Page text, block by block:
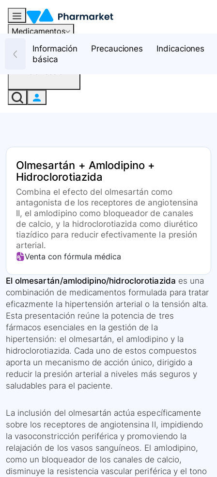
Medicamentos
RecursosInformación
básica
Precauciones Indicaciones
Olmesartán + Amlodipino +
Hidroclorotiazida
Combina el efecto del olmesartán como
antagonista de los receptores de angiotensina
II, el amlodipino como bloqueador de canales
de calcio, y la hidroclorotiazida como diurético
tiazídico para reducir efectivamente la presión
arterial.
Venta con fórmula médica
El olmesartán/amlodipino/hidroclorotiazida es una
combinación de medicamentos formulada para tratar
eficazmente la hipertensión arterial o la tensión alta.
Esta presentación reúne la potencia de tres
fármacos esenciales en la gestión de la
hipertensión: el olmesartán, el amlodipino y la
hidroclorotiazida. Cada uno de estos compuestos
aporta un mecanismo de acción único, dirigido a
reducir la presión arterial a niveles más seguros y
saludables para el paciente.
La inclusión del olmesartán actúa específicamente
sobre los receptores de angiotensina II, impidiendo
la vasoconstricción periférica y promoviendo la
relajación de los vasos sanguíneos. El amlodipino,
como un bloqueador de los canales de calcio,
disminuye la resistencia vascular periférica y el tono